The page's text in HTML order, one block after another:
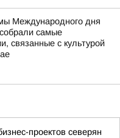
Международного дня
самые
связанные с культурой
проектов северян